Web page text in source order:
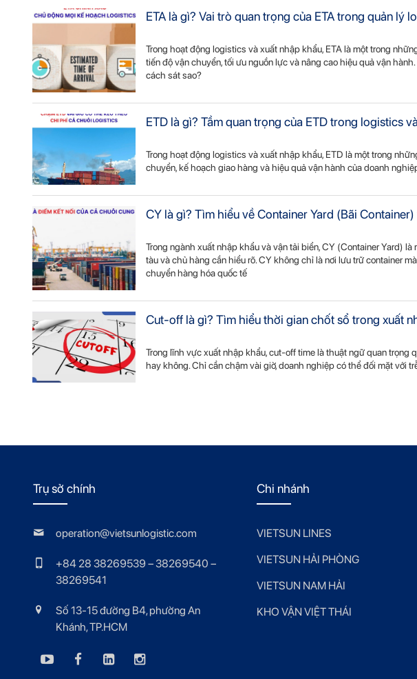
ETA là gì? Vai trò quan trọng của ETA trong quản lý
Trong hoạt động logistics và xuất nhập khẩu, ETA là một trong
tiến độ vận chuyển, tối ưu nguồn lực và nâng cao hiệu quả vận
cách sát sao?
ETD là gì? Tầm quan trọng của ETD trong logistics
Trong hoạt động logistics và xuất nhập khẩu, ETD là một trong
chuyển, kế hoạch giao hàng và hiệu quả vận hành của doanh
CY là gì? Tìm hiểu về Container Yard (Bãi
Trong ngành xuất nhập khẩu và vận tải biển, CY (Container Yard)
tàu và chủ hàng cần hiểu rõ. CY không chỉ là nơi lưu trữ container
chuyển hàng hóa quốc tế
Cut-off là gì? Tìm hiểu thời gian chốt sổ trong xuất
Trong lĩnh vực xuất nhập khẩu, cut-off time là thuật ngữ quan trọng
hay không. Chỉ cần chậm vài giờ, doanh nghiệp có thể đối mặt với
Trụ sở chính
operation@vietsunlogistic.com
+84 28 38269539 – 38269540 –
38269541
Số 13-15 đường B4, phường An
Khánh, TP.HCM
Chi nhánh
VIETSUN LINES
VIETSUN HẢI PHÒNG
VIETSUN NAM HẢI
KHO VẬN VIỆT THÁI